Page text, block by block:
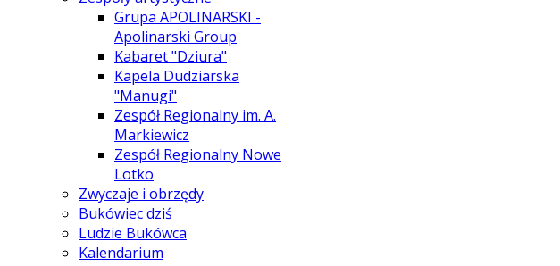
Grupa APOLINARSKI -
Apolinarski Group
Kabaret "Dziura"
Kapela Dudziarska
"Manugi"
Zespół Regionalny im. A.
Markiewicz
Zespół Regionalny Nowe
Lotko
Zwyczaje i obrzędy
Bukówiec dziś
Ludzie Bukówca
Kalendarium